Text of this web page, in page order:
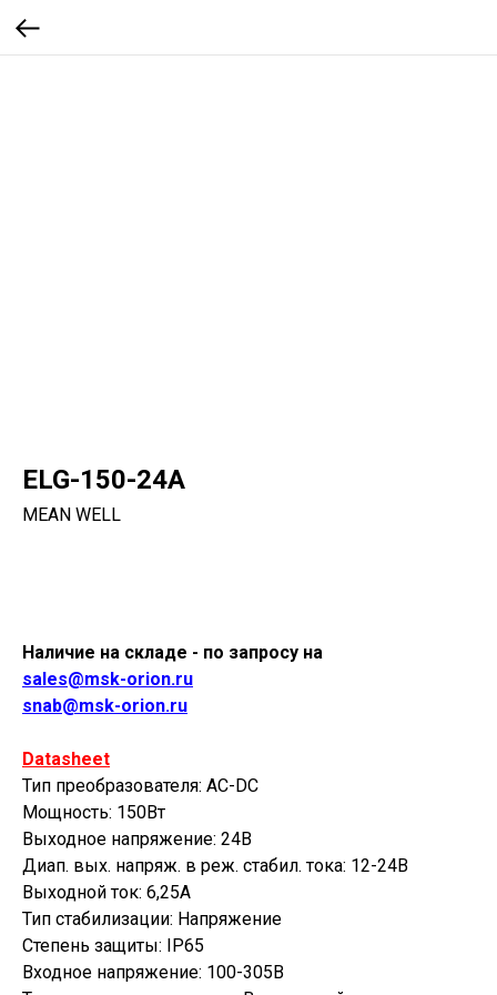
ELG-150-24A
MEAN WELL
Наличие на складе - по запросу на
sales@msk-orion.ru
snab@msk-orion.ru
Datasheet
Тип преобразователя: AC-DC
Мощность: 150Вт
Выходное напряжение: 24В
Диап. вых. напряж. в реж. стабил. тока: 12-24В
Выходной ток: 6,25А
Тип стабилизации: Напряжение
Степень защиты: IP65
Входное напряжение: 100-305В